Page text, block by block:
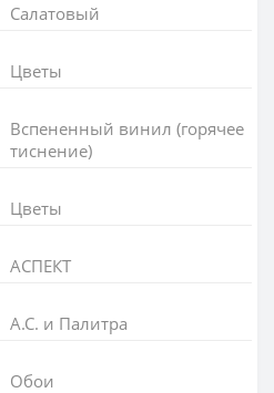
Салатовый
Цветы
Вспененный винил (горячее
тиснение)
Цветы
АСПЕКТ
А.С. и Палитра
Обои